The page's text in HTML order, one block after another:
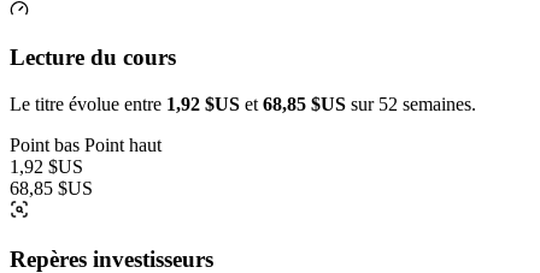
Lecture du cours
Le titre évolue entre 1,92 $US et 68,85 $US sur 52 semaines.
Point bas Point haut
1,92 $US
68,85 $US
Repères investisseurs